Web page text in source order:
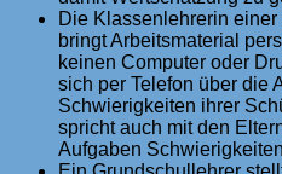
Die Klassenlehrerin
bringt Arbeitsmaterial
keinen Computer oder
sich per Telefon über die
Schwierigkeiten ihrer
spricht auch mit den
Aufgaben